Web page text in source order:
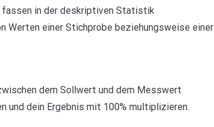
fassen in der deskriptiven Statistik
Werten einer Stichprobe beziehungsweise einer
dem Sollwert und dem Messwert
und dein Ergebnis mit 100% multiplizieren.